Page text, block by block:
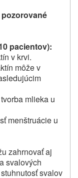
pacientov):
v krvi.
môže v
mlieka u
menštruácie u
zahrnovať aj
svalových
svalov